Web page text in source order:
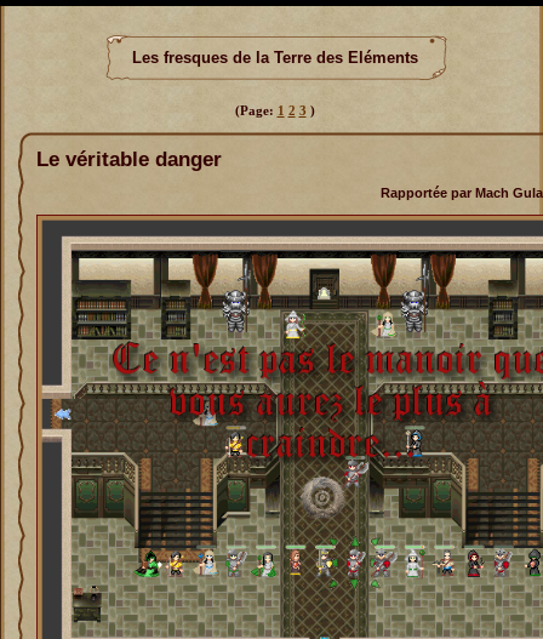
Les fresques de la Terre des Eléments
(Page: 1 2 3 )
Le véritable danger
Rapportée par Mach